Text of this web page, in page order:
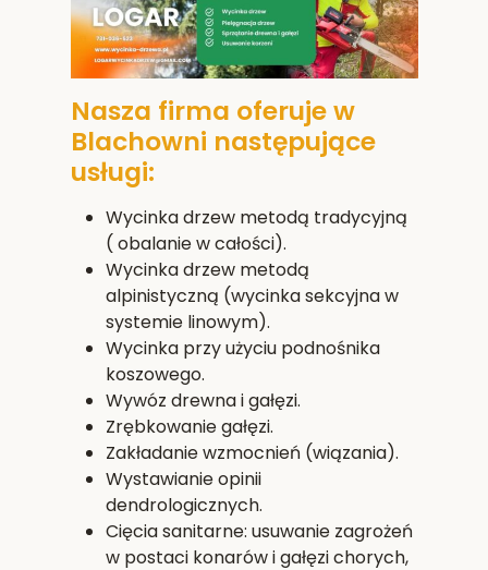
Nasza firma oferuje w
Blachowni następujące
usługi:
Wycinka drzew metodą tradycyjną
( obalanie w całości).
Wycinka drzew metodą
alpinistyczną (wycinka sekcyjna w
systemie linowym).
Wycinka przy użyciu podnośnika
koszowego.
Wywóz drewna i gałęzi.
Zrębkowanie gałęzi.
Zakładanie wzmocnień (wiązania).
Wystawianie opinii
dendrologicznych.
Cięcia sanitarne: usuwanie zagrożeń
w postaci konarów i gałęzi chorych,